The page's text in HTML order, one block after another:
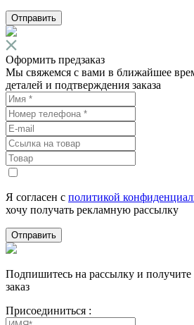
Отправить
Оформить предзаказ
Мы свяжемся с вами в ближайшее
деталей и подтверждения заказа
Я согласен с политикой
хочу получать рекламную рассылку
Отправить
Подпишитесь на рассылку и
заказ
Присоединиться :